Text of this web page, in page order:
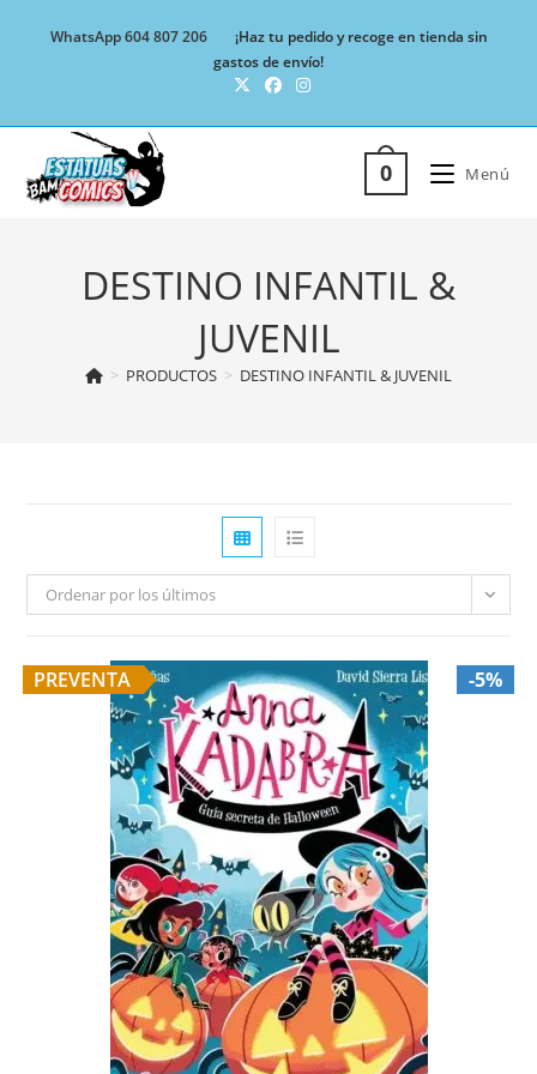
WhatsApp 604 807 206
¡Haz tu pedido y recoge en tienda sin
gastos de envío!
0 Menú
DESTINO INFANTIL &
JUVENIL
> PRODUCTOS > DESTINO INFANTIL & JUVENIL
Ordenar por los últimos
PREVENTA -5%